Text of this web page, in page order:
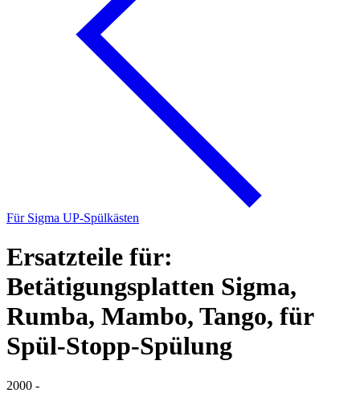
Für Sigma UP-Spülkästen
Ersatzteile für:
Betätigungsplatten Sigma,
Rumba, Mambo, Tango, für
Spül-Stopp-Spülung
2000 -